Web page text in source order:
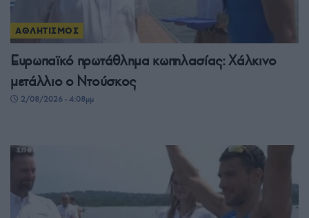
ΑΘΛΗΤΙΣΜΟΣ
Ευρωπαϊκό πρωτάθλημα κωπηλασίας: Χάλκινο
μετάλλιο ο Ντούσκος
2/08/2026 - 4:08μμ